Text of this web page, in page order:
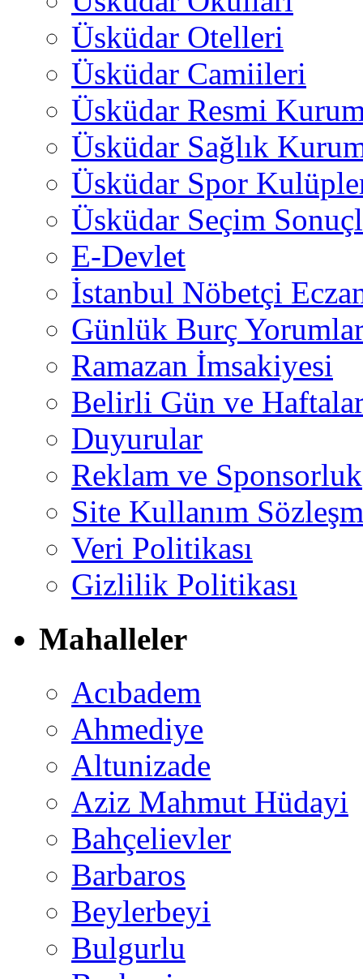
Üsküdar Otelleri
Üsküdar Camiileri
Üsküdar Resmi
Üsküdar Sağlık
Üsküdar Spor
Üsküdar Seçim
E-Devlet
İstanbul Nöbetçi
Günlük Burç
Ramazan İmsakiyesi
Belirli Gün ve
Duyurular
Reklam ve Sponsorluk
Site Kullanım
Veri Politikası
Gizlilik Politikası
Mahalleler
Acıbadem
Ahmediye
Altunizade
Aziz Mahmut Hüdayi
Bahçelievler
Barbaros
Beylerbeyi
Bulgurlu